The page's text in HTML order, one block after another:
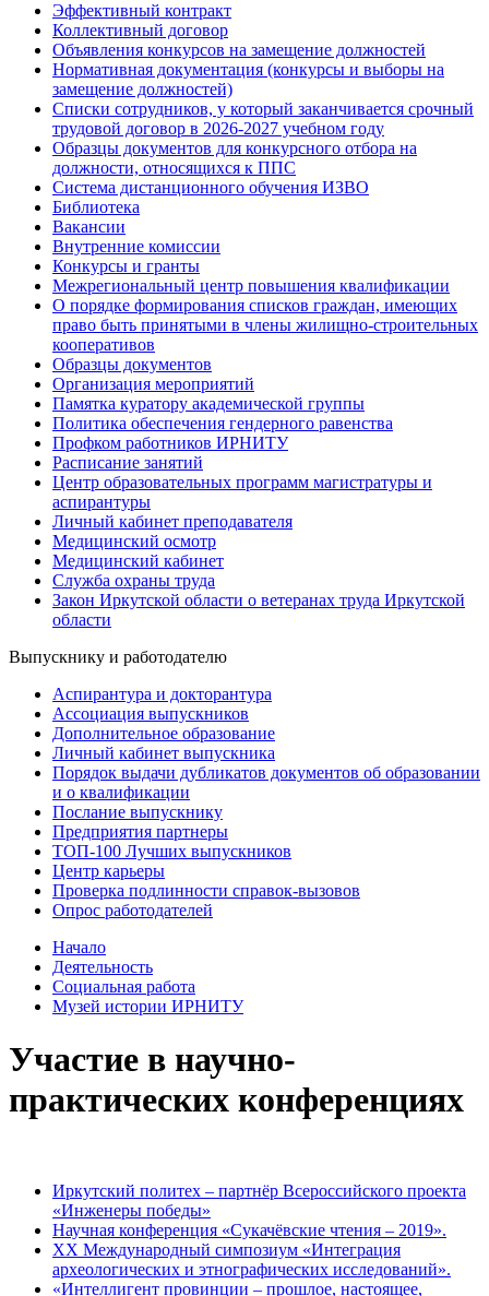
Эффективный контракт
Коллективный договор
Объявления конкурсов на замещение должностей
Нормативная документация (конкурсы и выборы на
замещение должностей)
Списки сотрудников, у который заканчивается срочный
трудовой договор в 2026-2027 учебном году
Образцы документов для конкурсного отбора на
должности, относящихся к ППС
Система дистанционного обучения ИЗВО
Библиотека
Вакансии
Внутренние комиссии
Конкурсы и гранты
Межрегиональный центр повышения квалификации
О порядке формирования списков граждан, имеющих
право быть принятыми в члены жилищно-строительных
кооперативов
Образцы документов
Организация мероприятий
Памятка куратору академической группы
Политика обеспечения гендерного равенства
Профком работников ИРНИТУ
Расписание занятий
Центр образовательных программ магистратуры и
аспирантуры
Личный кабинет преподавателя
Медицинский осмотр
Медицинский кабинет
Служба охраны труда
Закон Иркутской области о ветеранах труда Иркутской
области
Выпускнику и работодателю
Аспирантура и докторантура
Ассоциация выпускников
Дополнительное образование
Личный кабинет выпускника
Порядок выдачи дубликатов документов об образовании
и о квалификации
Послание выпускнику
Предприятия партнеры
ТОП-100 Лучших выпускников
Центр карьеры
Проверка подлинности справок-вызовов
Опрос работодателей
Начало
Деятельность
Социальная работа
Музей истории ИРНИТУ
Участие в научно-
практических конференциях
Иркутский политех – партнёр Всероссийского проекта
«Инженеры победы»
Научная конференция «Сукачёвские чтения – 2019».
XX Международный симпозиум «Интеграция
археологических и этнографических исследований».
«Интеллигент провинции – прошлое, настоящее,